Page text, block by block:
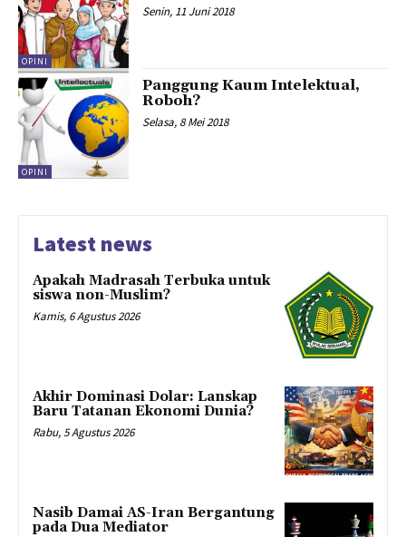
OPINI
Senin, 11 Juni 2018
OPINI
Panggung Kaum Intelektual,
Roboh?
Selasa, 8 Mei 2018
Latest news
Apakah Madrasah Terbuka untuk
siswa non-Muslim?
Kamis, 6 Agustus 2026
Akhir Dominasi Dolar: Lanskap
Baru Tatanan Ekonomi Dunia?
Rabu, 5 Agustus 2026
Nasib Damai AS-Iran Bergantung
pada Dua Mediator